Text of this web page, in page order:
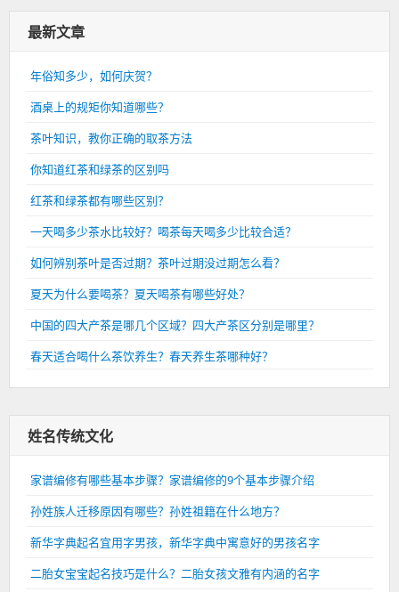
最新文章
年俗知多少，如何庆贺？
酒桌上的规矩你知道哪些？
茶叶知识，教你正确的取茶方法
你知道红茶和绿茶的区别吗
红茶和绿茶都有哪些区别？
一天喝多少茶水比较好？喝茶每天喝多少比较合适？
如何辨别茶叶是否过期？茶叶过期没过期怎么看？
夏天为什么要喝茶？夏天喝茶有哪些好处？
中国的四大产茶是哪几个区域？四大产茶区分别是哪里？
春天适合喝什么茶饮养生？春天养生茶哪种好？
姓名传统文化
家谱编修有哪些基本步骤？家谱编修的9个基本步骤介绍
孙姓族人迁移原因有哪些？孙姓祖籍在什么地方？
新华字典起名宜用字男孩，新华字典中寓意好的男孩名字
二胎女宝宝起名技巧是什么？二胎女孩文雅有内涵的名字